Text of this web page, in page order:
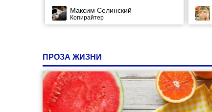
Максим Селинский
Копирайтер
ПРОЗА ЖИЗНИ